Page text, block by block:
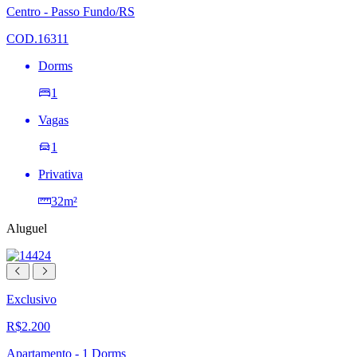
lista
de
Centro - Passo Fundo/RS
COD.16311
Dorms
1
Vagas
1
Privativa
32m²
Aluguel
Exclusivo
R$2.200
Apartamento - 1 Dorms